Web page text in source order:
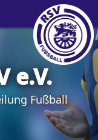
e.V.
Fußball